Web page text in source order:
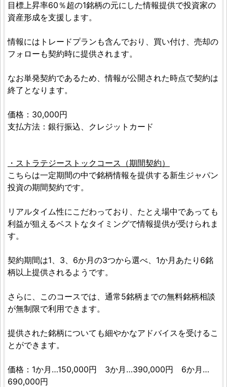
目標上昇率60％超の1銘柄の元にした情報提供で投資家の
資産形成を支援します。
情報にはトレードプランも含んでおり、買い付け、売却の
フォローも契約時に提供されます。
なお単発契約であるため、情報が公開された時点で契約は
終了となります。
価格：30,000円
支払方法：銀行振込、クレジットカード
・ストラテジーストックコース（期間契約）
こちらは一定期間の中で銘柄情報を提供する新生ジャパン
投資の期間契約です。
リアルタイム性にこだわっており、たとえ場中であっても
利益が狙えるベストなタイミングで情報提供が受けられま
す。
契約期間は1、3、6か月の3つから選べ、1か月あたり6銘
柄以上提供されるようです。
さらに、このコースでは、通常5銘柄までの無料銘柄相談
が無制限で利用できます。
提供された銘柄についても細やかなアドバイスを受けるこ
とができます。
価格：1か月…150,000円 3か月…390,000円 6か月…
690,000円